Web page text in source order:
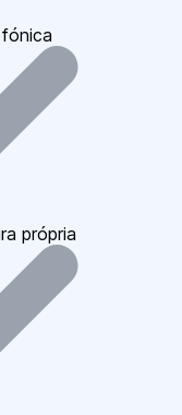
própria